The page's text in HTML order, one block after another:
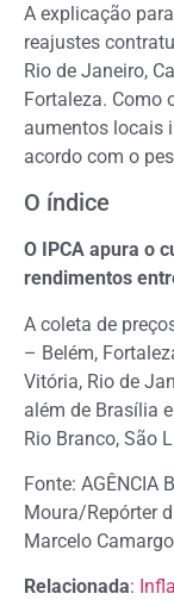
A explicação
reajustes
Rio de Janeiro,
Fortaleza. Como
aumentos locais
acordo com o
O índice
O IPCA apura o
rendimentos
A coleta de
– Belém,
Vitória, Rio de
além de Brasília
Rio Branco, São
Fonte: AGÊNCIA
Moura/Repórter
Marcelo
Relacionada: